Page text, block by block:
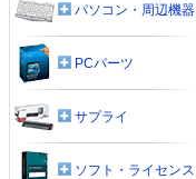
パソコン・周辺機器
PCパーツ
サプライ
ソフト・ライセンス